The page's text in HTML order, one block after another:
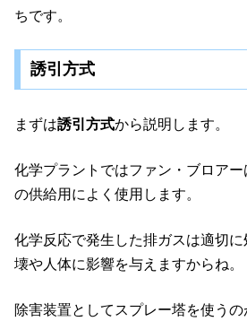
ちです。
誘引方式
まずは誘引方式から説明します。
化学プラントではファン・ブロア
の供給用によく使用します。
化学反応で発生した排ガスは適切
壊や人体に影響を与えますからね。
除害装置としてスプレー塔を使うの